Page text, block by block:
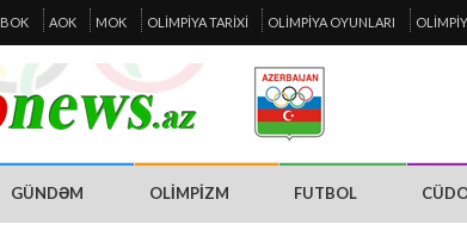
BOK AOK MOK OLIMPIYA TARIXI OLIMPIYA OYUNLARI
GÜNDƏM OLIMPIZM FUTBOL